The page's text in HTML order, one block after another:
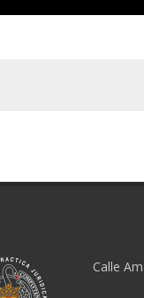
Calle